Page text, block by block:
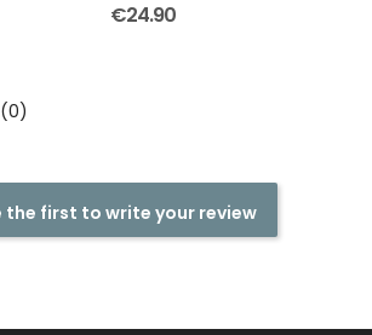
€24.90
the first to write your review